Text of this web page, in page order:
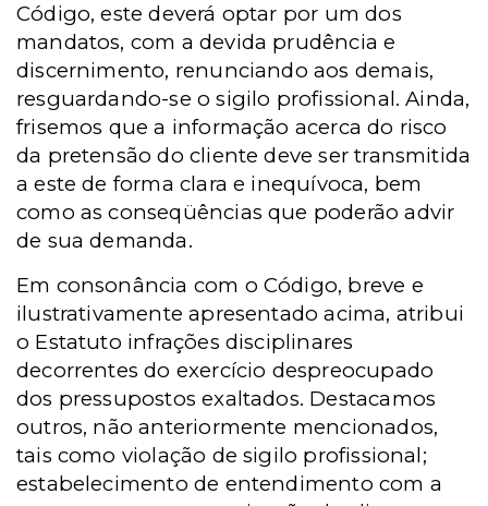
Código, este deverá optar por um dos
mandatos, com a devida prudência e
discernimento, renunciando aos demais,
resguardando-se o sigilo profissional. Ainda,
frisemos que a informação acerca do risco
da pretensão do cliente deve ser transmitida
a este de forma clara e inequívoca, bem
como as conseqüências que poderão advir
de sua demanda.
Em consonância com o Código, breve e
ilustrativamente apresentado acima, atribui
o Estatuto infrações disciplinares
decorrentes do exercício despreocupado
dos pressupostos exaltados. Destacamos
outros, não anteriormente mencionados,
tais como violação de sigilo profissional;
estabelecimento de entendimento com a